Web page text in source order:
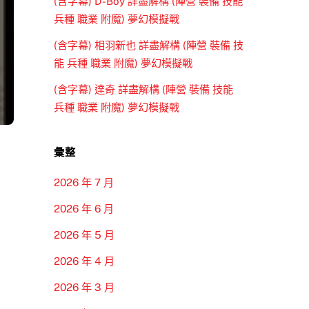
兵種 職業 附魔) 夢幻模擬戰
(含字幕) 相羽新也 詳盡解構 (陣營 裝備 技
能 兵種 職業 附魔) 夢幻模擬戰
(含字幕) 達奇 詳盡解構 (陣營 裝備 技能
兵種 職業 附魔) 夢幻模擬戰
彙整
2026 年 7 月
2026 年 6 月
2026 年 5 月
2026 年 4 月
2026 年 3 月